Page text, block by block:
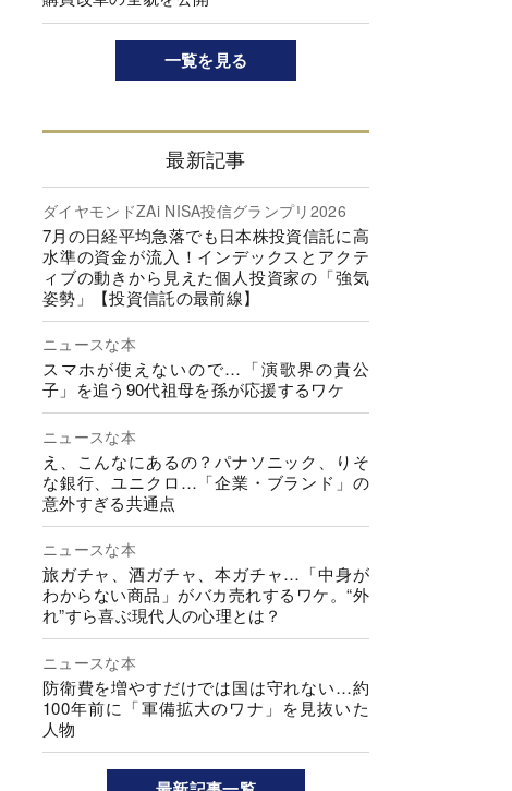
一覧を見る
最新記事
ダイヤモンドZAi NISA投信グランプリ2026
7月の日経平均急落でも日本株投資信託に高
水準の資金が流入！インデックスとアクテ
ィブの動きから見えた個人投資家の「強気
姿勢」【投資信託の最前線】
ニュースな本
スマホが使えないので…「演歌界の貴公
子」を追う90代祖母を孫が応援するワケ
ニュースな本
え、こんなにあるの？パナソニック、りそ
な銀行、ユニクロ…「企業・ブランド」の
意外すぎる共通点
ニュースな本
旅ガチャ、酒ガチャ、本ガチャ…「中身が
わからない商品」がバカ売れするワケ。“外
れ”すら喜ぶ現代人の心理とは？
ニュースな本
防衛費を増やすだけでは国は守れない…約
100年前に「軍備拡大のワナ」を見抜いた
人物